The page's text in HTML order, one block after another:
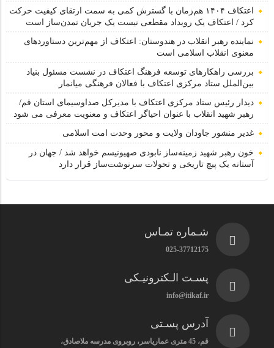
اعتکاف ۱۴۰۴ هم‌زمان با گسترش کمی به سمت ارتقای کیفیت حرکت
کرد / اعتکاف یک رویداد مقطعی نیست یک جریان تمدن‌ساز است
نماینده رهبر انقلاب در هندوستان: اعتکاف از مهم‌ترین دستاوردهای
معنوی انقلاب اسلامی است
بررسی راهکارهای توسعه فرهنگ اعتکاف در نشست مسئول بنیاد
بین‌الملل ستاد مرکزی اعتکاف با فعالان فرهنگی میانمار
دیدار رئیس ستاد مرکزی اعتکاف با مدیرکل صداوسیمای استان قم/
رهبر شهید انقلاب با عنوان احیاگر اعتکاف و معنویت معرفی می شود
غدیر منشور جاودان ولایت و محور وحدت امت اسلامی
خون رهبر شهید زمینه‌ساز نابودی صهیونیسم خواهد شد / جهان در
آستانه یک پیچ تاریخی و تحولات سرنوشت‌ساز قرار دارد
شـماره تمـاس
025-37712175
پسـت الـکترونیـکی
info@itikaf.ir
آدرس پسـتی
قم، 45 متری عماریاسر، روبروی مدرسه ملاصادق،